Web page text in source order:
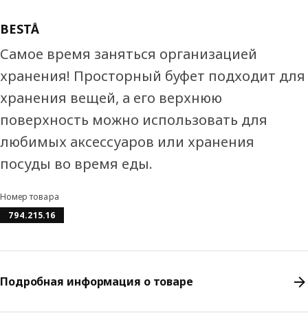
BESTÅ
Самое время заняться организацией
хранения! Просторный буфет подходит для
хранения вещей, а его верхнюю
поверхность можно использовать для
любимых аксессуаров или хранения
посуды во время еды.
Номер товара
794.215.16
Подробная информация о товаре